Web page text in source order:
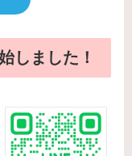
しました！